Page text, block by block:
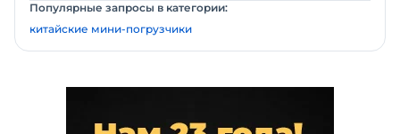
Популярные запросы в категории:
китайские мини-погрузчики